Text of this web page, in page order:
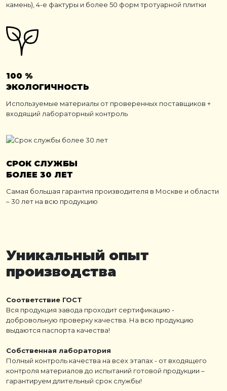
камень), 4-е фактуры и более 50 форм тротуарной плитки
100 %
ЭКОЛОГИЧНОСТЬ
Используемые материалы от проверенных поставщиков +
входящий лабораторный контроль
СРОК СЛУЖБЫ
БОЛЕЕ 30 ЛЕТ
Самая большая гарантия производителя в Москве и области
– 30 лет на всю продукцию
Уникальный опыт
производства
Соответствие ГОСТ
Вся продукция завода проходит сертификацию -
добровольную проверку качества. На всю продукцию
выдаются паспорта качества!
Собственная лаборатория
Полный контроль качества на всех этапах - от входящего
контроля материалов до испытаний готовой продукции –
гарантируем длительный срок службы!